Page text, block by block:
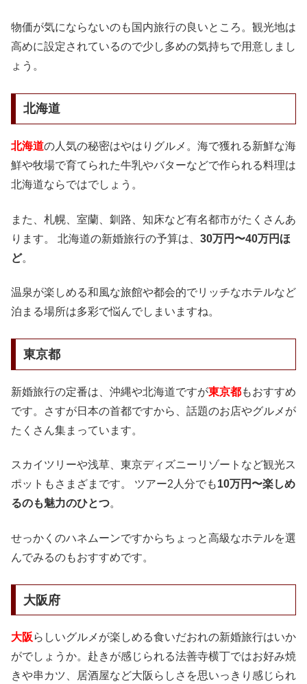
物価が気にならないのも国内旅行の良いところ。観光地は
高めに設定されているので少し多めの気持ちで用意しまし
ょう。
北海道
北海道の人気の秘密はやはりグルメ。海で獲れる新鮮な海
鮮や牧場で育てられた牛乳やバターなどで作られる料理は
北海道ならではでしょう。
また、札幌、室蘭、釧路、知床など有名都市がたくさんあ
ります。 北海道の新婚旅行の予算は、 30万円〜40万円ほ
ど。
温泉が楽しめる和風な旅館や都会的でリッチなホテルなど
泊まる場所は多彩で悩んでしまいますね。
東京都
新婚旅行の定番は、沖縄や北海道ですが東京都もおすすめ
です。さすが日本の首都ですから、話題のお店やグルメが
たくさん集まっています。
スカイツリーや浅草、東京ディズニーリゾートなど観光ス
ポットもさまざまです。 ツアー2人分でも10万円〜楽しめ
るのも魅力のひとつ。
せっかくのハネムーンですからちょっと高級なホテルを選
んでみるのもおすすめです。
大阪府
大阪らしいグルメが楽しめる食いだおれの新婚旅行はいか
がでしょうか。赴きが感じられる法善寺横丁ではお好み焼
きや串カツ、居酒屋など大阪らしさを思いっきり感じられ